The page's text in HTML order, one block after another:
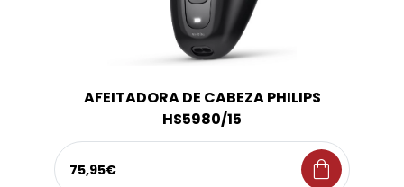
AFEITADORA DE CABEZA PHILIPS
HS5980/15
75,95€ shopping_bag